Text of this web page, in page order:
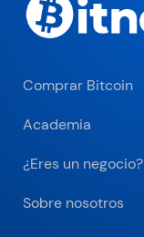
Comprar Bitcoin
Academia
¿Eres un negocio?
Sobre nosotros